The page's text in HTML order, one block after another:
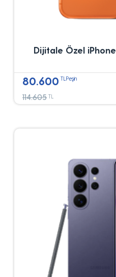
Dijitale Özel
80.600 TLPeşin
114.605 TL